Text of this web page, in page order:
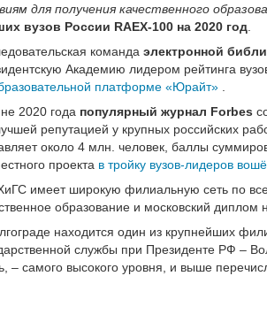
для получения качественного
вузов России RAEX-100 на 2020 год
команда электронной
Академию лидером рейтинга
платформе «Юрайт»
2020 года популярный журнал Forbes
репутацией у крупных российских
около 4 млн. человек, баллы
проекта в тройку вузов-лидеров
имеет широкую филиальную сеть по
образование и московский
находится один из крупнейших
службы при Президенте РФ –
– самого высокого уровня, и выше